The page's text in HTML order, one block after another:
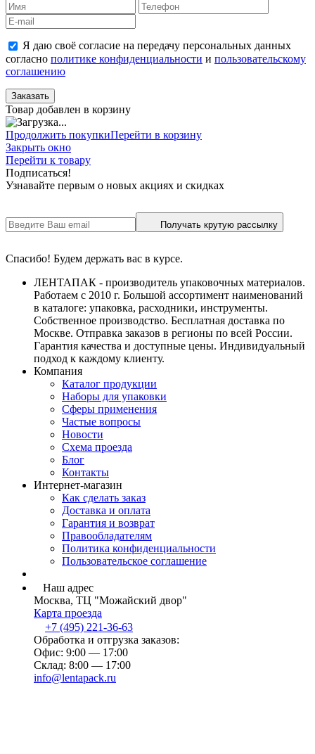
Я даю своё согласие на передачу персональных данных
согласно политике конфиденциальности и пользовательскому
соглашению
Заказать
Товар добавлен в корзину
Продолжить покупкиПерейти в корзину
Закрыть окно
Перейти к товару
Подписаться!
Узнавайте первым о новых акциях и скидках
Получать крутую рассылку
Спасибо! Будем держать вас в курсе.
ЛЕНТАПАК - производитель упаковочных материалов.
Работаем с 2010 г. Большой ассортимент наименований
в каталоге: упаковка, расходники, инструменты.
Собственное производство. Бесплатная доставка по
Москве. Отправка заказов в регионы по всей России.
Гарантия качества и доступные цены. Индивидуальный
подход к каждому клиенту.
Компания
Каталог продукции
Наборы для упаковки
Сферы применения
Частые вопросы
Новости
Схема проезда
Блог
Контакты
Интернет-магазин
Как сделать заказ
Доставка и оплата
Гарантия и возврат
Правообладателям
Политика конфиденциальности
Пользовательское соглашение
Наш адрес
Москва, ТЦ "Можайский двор"
Карта проезда
+7 (495) 221-36-63
Обработка и отгрузка заказов:
Офис: 9:00 — 17:00
Склад: 8:00 — 17:00
info@lentapack.ru